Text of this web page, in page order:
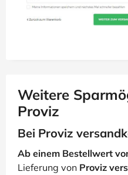
Weitere
Proviz
Bei Proviz
Ab einem Bestellwert
Lieferung von Proviz